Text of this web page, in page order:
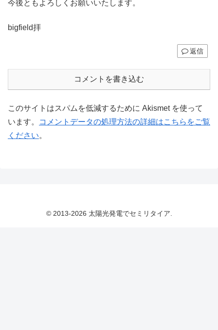
今後ともよろしくお願いいたします。
bigfield拝
返信
コメントを書き込む
このサイトはスパムを低減するために Akismet を使って
います。
コメントデータの処理方法の詳細はこちらをご覧
ください。
© 2013-2026 太陽光発電でセミリタイア.